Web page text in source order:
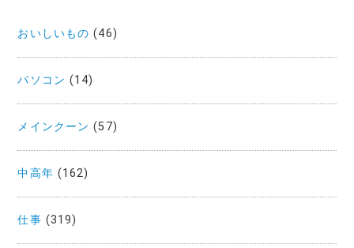
おいしいもの (46)
パソコン (14)
メインクーン (57)
中高年 (162)
仕事 (319)